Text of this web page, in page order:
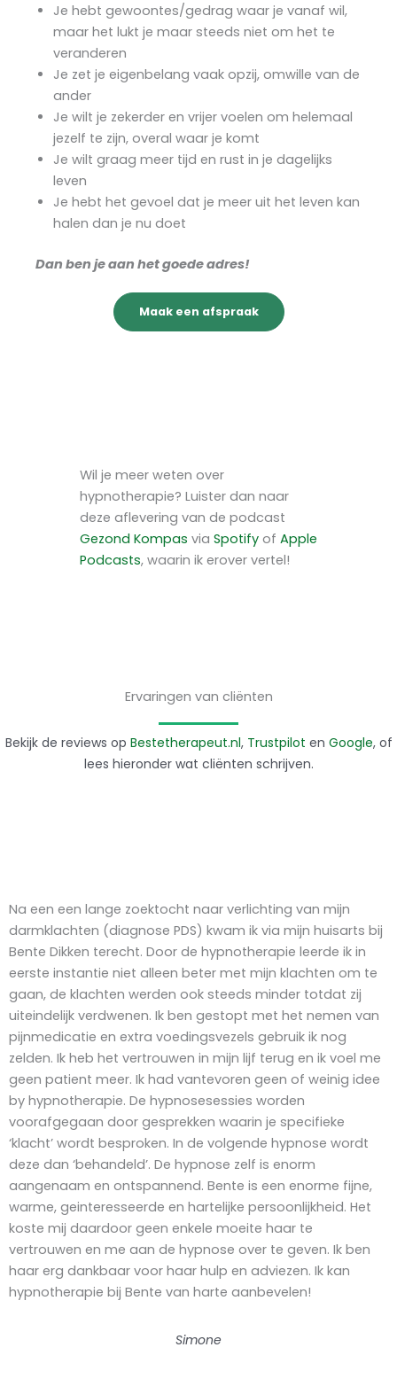
Je hebt gewoontes/gedrag waar je vanaf wil,
maar het lukt je maar steeds niet om het te
veranderen
Je zet je eigenbelang vaak opzij, omwille van de
ander
Je wilt je zekerder en vrijer voelen om helemaal
jezelf te zijn, overal waar je komt
Je wilt graag meer tijd en rust in je dagelijks
leven
Je hebt het gevoel dat je meer uit het leven kan
halen dan je nu doet
Dan ben je aan het goede adres!
Maak een afspraak
Wil je meer weten over
hypnotherapie? Luister dan naar
deze aflevering van de podcast
Gezond Kompas via Spotify of Apple
Podcasts, waarin ik erover vertel!
Ervaringen van cliënten
Bekijk de reviews op Bestetherapeut.nl, Trustpilot en Google, of
lees hieronder wat cliënten schrijven.
Na een een lange zoektocht naar verlichting van mijn
darmklachten (diagnose PDS) kwam ik via mijn huisarts bij
Bente Dikken terecht. Door de hypnotherapie leerde ik in
eerste instantie niet alleen beter met mijn klachten om te
gaan, de klachten werden ook steeds minder totdat zij
uiteindelijk verdwenen. Ik ben gestopt met het nemen van
pijnmedicatie en extra voedingsvezels gebruik ik nog
zelden. Ik heb het vertrouwen in mijn lijf terug en ik voel me
geen patient meer. Ik had vantevoren geen of weinig idee
by hypnotherapie. De hypnosesessies worden
voorafgegaan door gesprekken waarin je specifieke
‘klacht’ wordt besproken. In de volgende hypnose wordt
deze dan ‘behandeld’. De hypnose zelf is enorm
aangenaam en ontspannend. Bente is een enorme fijne,
warme, geinteresseerde en hartelijke persoonlijkheid. Het
koste mij daardoor geen enkele moeite haar te
vertrouwen en me aan de hypnose over te geven. Ik ben
haar erg dankbaar voor haar hulp en adviezen. Ik kan
hypnotherapie bij Bente van harte aanbevelen!
Simone